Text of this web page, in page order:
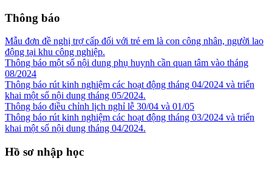
Thông báo
Mẫu đơn đề nghị trợ cấp đối với trẻ em là con công nhân, người lao
động tại khu công nghiệp.
Thông báo một số nội dung phụ huynh cần quan tâm vào tháng
08/2024
Thông báo rút kinh nghiệm các hoạt động tháng 04/2024 và triển
khai một số nội dung tháng 05/2024.
Thông báo điều chỉnh lịch nghỉ lễ 30/04 và 01/05
Thông báo rút kinh nghiệm các hoạt động tháng 03/2024 và triển
khai một số nội dung tháng 04/2024.
Hồ sơ nhập học